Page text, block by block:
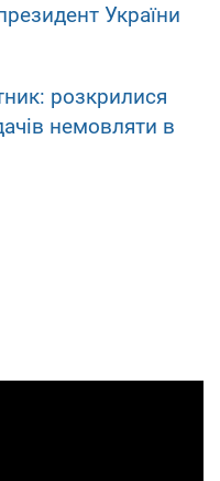
України
розкрилися
немовляти в